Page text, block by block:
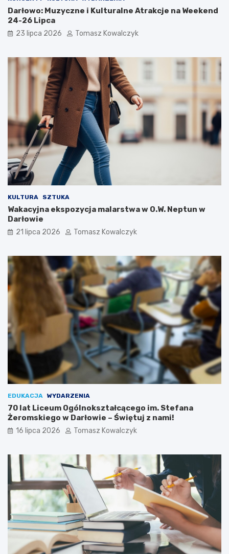
Darłowo: Muzyczne i Kulturalne Atrakcje na Weekend
24-26 Lipca
23 lipca 2026 Tomasz Kowalczyk
KULTURA SZTUKA
Wakacyjna ekspozycja malarstwa w O.W. Neptun w
Darłowie
21 lipca 2026 Tomasz Kowalczyk
EDUKACJA WYDARZENIA
70 lat Liceum Ogólnokształcącego im. Stefana
Żeromskiego w Darłowie – Świętuj z nami!
16 lipca 2026 Tomasz Kowalczyk